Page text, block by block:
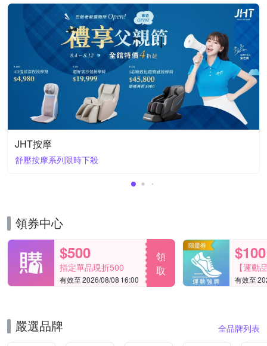
JHT按摩
舒壓按摩系列限時下殺
領券中心
$500
指定單品現折500
有效至 2026/08/08 16:00
領
取
$100
【運動
滿1000
有效至
嚴選品牌 全品牌列表